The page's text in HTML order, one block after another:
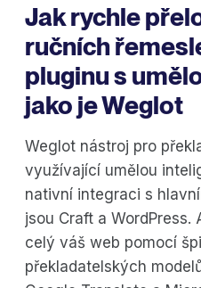
Jak rychle
ručních
pluginu s
jako je Weglot
Weglot nástroj pro
využívající umělou
nativní integraci s
jsou Craft a
celý váš web pomocí
překladatelských